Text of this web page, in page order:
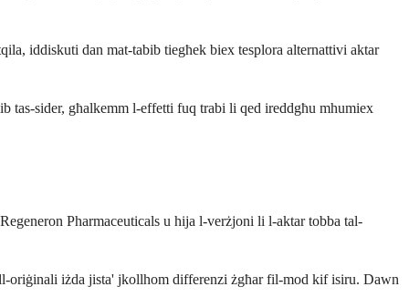
iddiskuti dan mat-tabib tiegħek biex tesplora alternattivi aktar
tas-sider, għalkemm l-effetti fuq trabi li qed ireddgħu mhumiex
Pharmaceuticals u hija l-verżjoni li l-aktar tobba tal-
oriġinali iżda jista' jkollhom differenzi żgħar fil-mod kif isiru. Dawn